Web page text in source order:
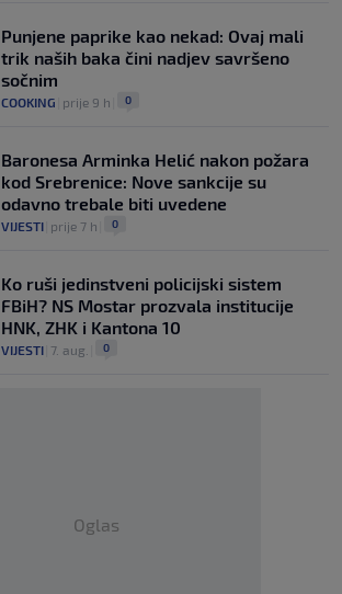
Punjene paprike kao nekad: Ovaj mali
trik naših baka čini nadjev savršeno
sočnim
COOKING prije 9 h 0
Baronesa Arminka Helić nakon požara
kod Srebrenice: Nove sankcije su
odavno trebale biti uvedene
VIJESTI prije 7 h 0
Ko ruši jedinstveni policijski sistem
FBiH? NS Mostar prozvala institucije
HNK, ZHK i Kantona 10
VIJESTI 7. aug. 0
Oglas